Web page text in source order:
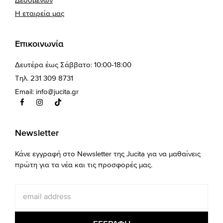
Η εταιρεία μας
Επικοινωνία
Δευτέρα έως Σάββατο: 10:00-18:00
Τηλ. 231 309 8731
Email: info@jucita.gr
Newsletter
Κάνε εγγραφή στο Newsletter της Jucita για να μαθαίνεις
πρώτη για τα νέα και τις προσφορές μας.